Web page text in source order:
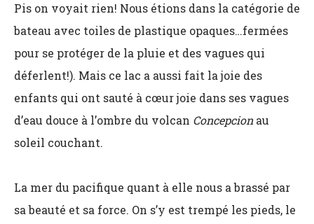
Pis on voyait rien! Nous étions dans la catégorie de
bateau avec toiles de plastique opaques…fermées
pour se protéger de la pluie et des vagues qui
déferlent!). Mais ce lac a aussi fait la joie des
enfants qui ont sauté à cœur joie dans ses vagues
d’eau douce à l’ombre du volcan Concepcionau
soleil couchant.
La mer du pacifique quant à elle nous a brassé par
sa beauté et sa force. On s’y est trempé les pieds, le